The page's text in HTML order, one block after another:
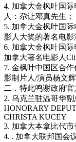
4. 加拿大金枫叶国
人：尕让邓真先生；
5. 加拿大金枫叶国
影人大奖的著名电影
6. 加拿大金枫叶国
加拿大著名电影人
7. 金枫叶中国区合
影制片人/演员杨文
二．特此鸣谢政府官
2. 乌克兰驻温哥华
HONORARY
CHRISTA KUCEY
3. 加拿大本拿比代市
4. . 加拿大联邦国会